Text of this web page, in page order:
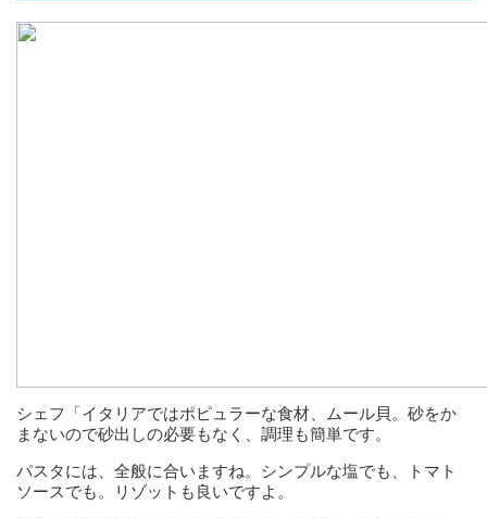
シェフ「イタリアではポピュラーな食材、ムール貝。砂をか
まないので砂出しの必要もなく、調理も簡単です。
パスタには、全般に合いますね。シンプルな塩でも、トマト
ソースでも。リゾットも良いですよ。